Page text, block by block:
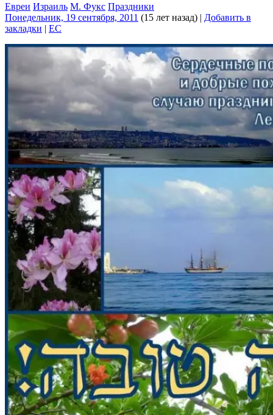
Евреи Израиль М. Фукс Праздники
Понедельник, 19 сентября, 2011 (15 лет назад) | Добавить в
закладки | EC